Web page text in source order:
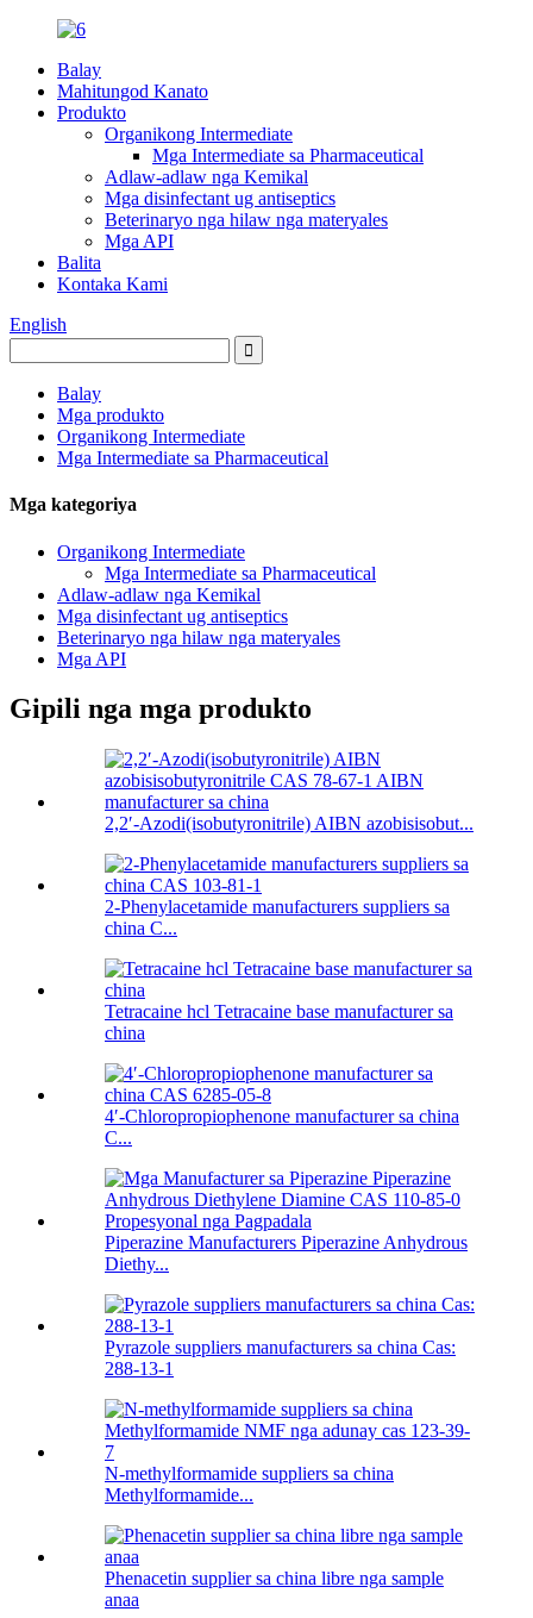
Balay
Mahitungod Kanato
Produkto
Organikong Intermediate
Mga Intermediate sa Pharmaceutical
Adlaw-adlaw nga Kemikal
Mga disinfectant ug antiseptics
Beterinaryo nga hilaw nga materyales
Mga API
Balita
Kontaka Kami
English
Balay
Mga produkto
Organikong Intermediate
Mga Intermediate sa Pharmaceutical
Mga kategoriya
Organikong Intermediate
Mga Intermediate sa Pharmaceutical
Adlaw-adlaw nga Kemikal
Mga disinfectant ug antiseptics
Beterinaryo nga hilaw nga materyales
Mga API
Gipili nga mga produkto
2,2′-Azodi(isobutyronitrile) AIBN azobisisobut...
2-Phenylacetamide manufacturers suppliers sa
china C...
Tetracaine hcl Tetracaine base manufacturer sa
china
4′-Chloropropiophenone manufacturer sa china
C...
Piperazine Manufacturers Piperazine Anhydrous
Diethy...
Pyrazole suppliers manufacturers sa china Cas:
288-13-1
N-methylformamide suppliers sa china
Methylformamide...
Phenacetin supplier sa china libre nga sample
anaa